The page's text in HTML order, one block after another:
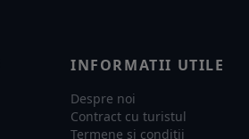
INFORMATII UTILE
Despre noi
Contract cu turistul
Termene si conditii